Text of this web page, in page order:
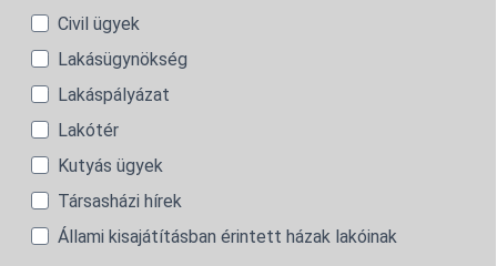
Civil ügyek
Lakásügynökség
Lakáspályázat
Lakótér
Kutyás ügyek
Társasházi hírek
Állami kisajátításban érintett házak lakóinak